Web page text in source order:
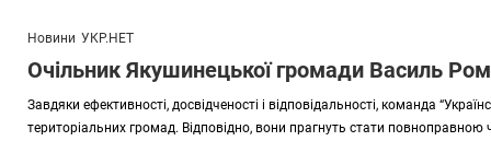
Новини УКР.НЕТ
Очільник Якушинецької громади Василь
Завдяки ефективності, досвідченості і відповідальності, команда
територіальних громад. Відповідно, вони прагнуть стати